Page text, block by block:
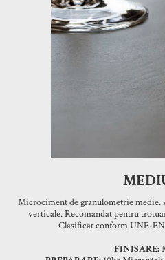
Microciment de granulometrie medie.
verticale. Recomandat pentru
Clasificat conform UNE-EN
FINISARE: